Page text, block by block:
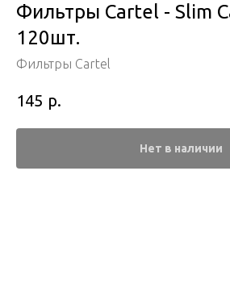
Фильтры Cartel - Slim
120шт.
Фильтры Cartel
145 р.
Нет в наличии